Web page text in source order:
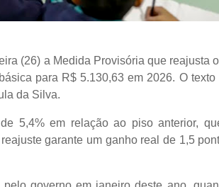
(26) a Medida Provisória que reajusta
para R$ 5.130,63 em 2026. O texto
da Silva.
5,4% em relação ao piso anterior,
garante um ganho real de 1,5